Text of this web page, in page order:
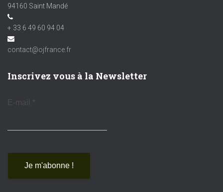
94160 Saint Mandé
+ 33 6 49 60 94 04
contact@ojfrance.fr
Inscrivez vous à la Newsletter
E-mail *